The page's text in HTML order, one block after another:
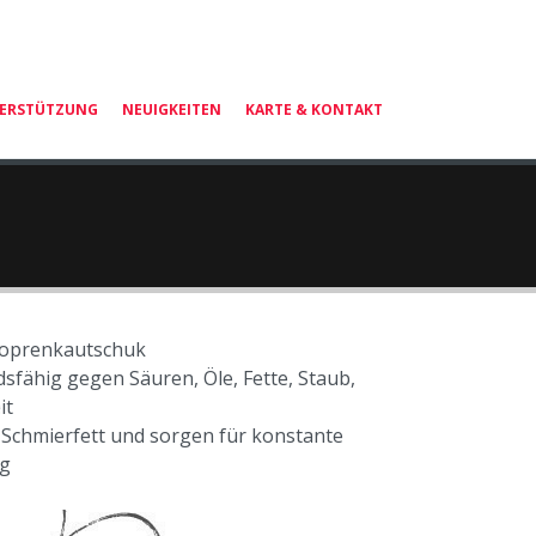
NEUIGKEITEN KARTE & KONTAKT
gegen Säuren, Öle, Fette, Staub,
und sorgen für konstante